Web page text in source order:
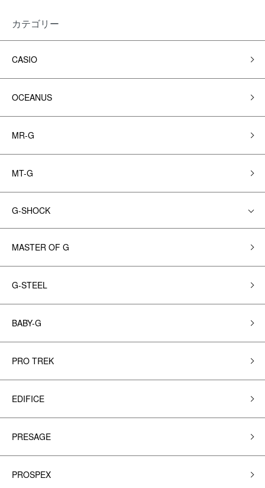
カテゴリー
CASIO
OCEANUS
MR-G
MT-G
G-SHOCK
MASTER OF G
G-STEEL
BABY-G
PRO TREK
EDIFICE
PRESAGE
PROSPEX